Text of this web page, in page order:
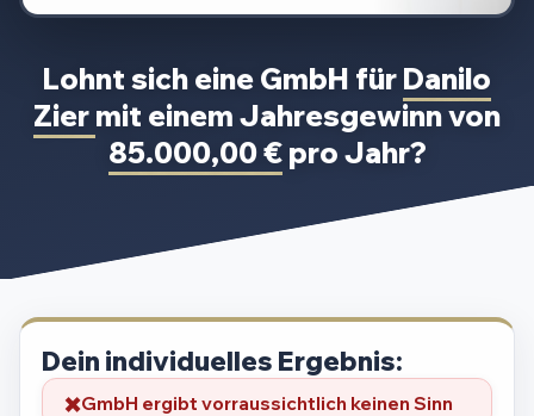
Lohnt sich eine GmbH für Danilo
Zier mit einem Jahresgewinn von
85.000,00 €pro Jahr?
Dein individuelles Ergebnis:
GmbH ergibt vorraussichtlich keinen Sinn